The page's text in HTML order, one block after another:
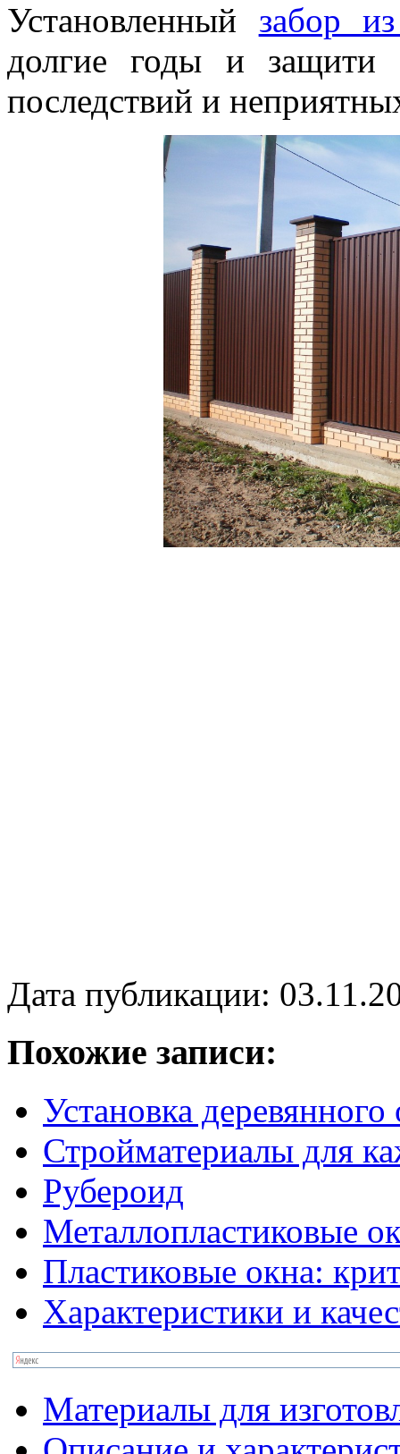
Установленный забор
долгие годы и защити
последствий и
Дата публикации:
Похожие записи:
Установка деревянного
Стройматериалы для
Рубероид
Металлопластиковые
Пластиковые окна:
Характеристики и
Материалы для